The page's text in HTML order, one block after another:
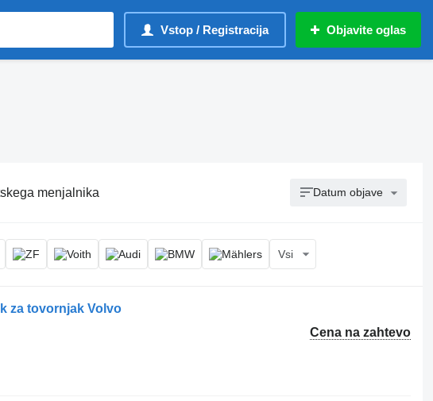
Vstop / Registracija Objavite oglas
menjalnika Datum objave
Vsi
za tovornjak Volvo
Cena na zahtevo